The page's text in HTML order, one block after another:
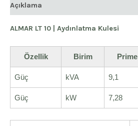
Açıklama
ALMAR LT 10 | Aydınlatma Kulesi
Özellik Birim Prime
Güç kVA 9,1
Güç kW 7,28